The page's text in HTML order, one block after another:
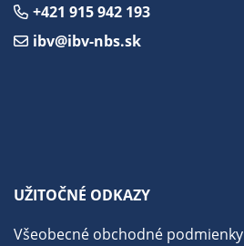
+421 915 942 193
ibv@ibv-nbs.sk
UŽITOČNÉ ODKAZY
Všeobecné obchodné podmienky